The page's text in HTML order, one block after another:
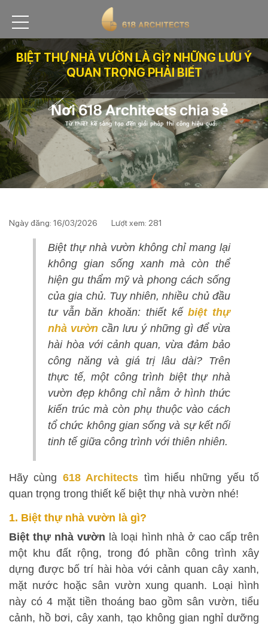
BIỆT THỰ NHÀ VƯỜN LÀ GÌ? NHỮNG LƯU Ý
QUAN TRỌNG PHẢI BIẾT
Ngày đăng: 16/03/2026 Lượt xem: 281
Biệt thự nhà vườn không chỉ mang lại
không gian sống xanh mà còn thể
hiện gu thẩm mỹ và phong cách sống
của gia chủ. Tuy nhiên, nhiều chủ đầu
tư vẫn băn khoăn: thiết kếbiệt thự
nhà vườn cần lưu ý những gì để vừa
hài hòa với cảnh quan, vừa đảm bảo
công năng và giá trị lâu dài? Trên
thực tế, một công trình biệt thự nhà
vườn đẹp không chỉ nằm ở hình thức
kiến trúc mà còn phụ thuộc vào cách
tổ chức không gian sống và sự kết nối
tinh tế giữa công trình với thiên nhiên.
Hãy cùng 618 Architects tìm hiểu những yếu tố
quan trọng trong thiết kế biệt thự nhà vườn nhé!
1. Biệt thự nhà vườn là gì?
Biệt thự nhà vườn là loại hình nhà ở cao cấp trên
một khu đất rộng, trong đó phần công trình xây
dựng được bố trí hài hòa với cảnh quan cây xanh,
mặt nước hoặc sân vườn xung quanh. Loại hình
này có 4 mặt tiền thoáng bao gồm sân vườn, tiểu
cảnh, hồ bơi, cây xanh, tạo không gian nghỉ dưỡng